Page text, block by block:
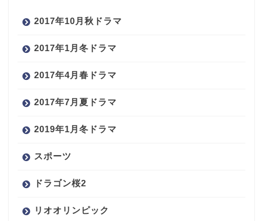
2017年10月秋ドラマ
2017年1月冬ドラマ
2017年4月春ドラマ
2017年7月夏ドラマ
2019年1月冬ドラマ
スポーツ
ドラゴン桜2
リオオリンピック